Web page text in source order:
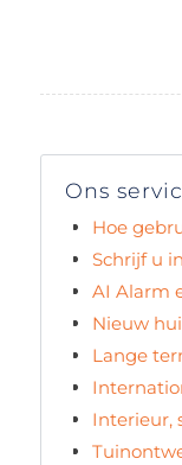
Ons
Hoe
Schrijf u
AI Alarm
Nieuw
Lange
Interieur,